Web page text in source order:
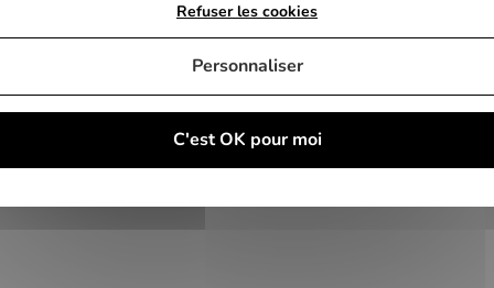
C'est OK pour moi
Refuser les cookies
Personnaliser